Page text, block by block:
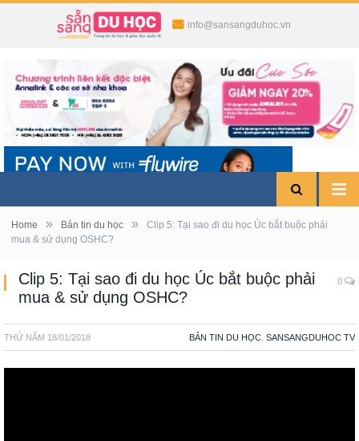
info@sansangduhoc.vn
Home » Bản tin du học »
Clip 5: Tại sao đi du học Úc bắt buộc phải
mua & sử dụng OSHC?
Clip 5: Tại sao đi du học Úc bắt buộc phải
mua & sử dụng OSHC?
0
THỨ NĂM 18/01/2018 BẢN TIN DU HỌC SANSANGDUHOC TV